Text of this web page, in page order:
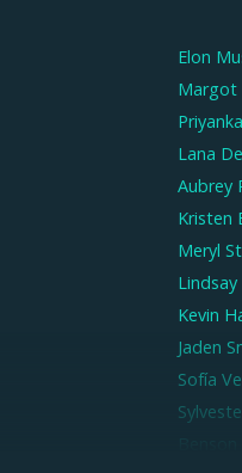
Elon
Margot
Lana
Aubrey
Kristen
Meryl
Kevin
Jaden
Sofía